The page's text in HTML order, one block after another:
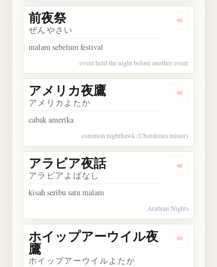
Dengarkan
前夜祭
ぜんやさい
malam sebelum festival
event held the night before another event
Dengarkan
アメリカ夜鷹
アメリカよたか
cabak amerika
common nighthawk (Chordeiles minor)
Dengarkan
アラビア夜話
アラビアよばなし
kisah seribu satu malam
Arabian Nights
Dengarkan
ホイップアーウイル夜
鷹
ホイップアーウイルよたか